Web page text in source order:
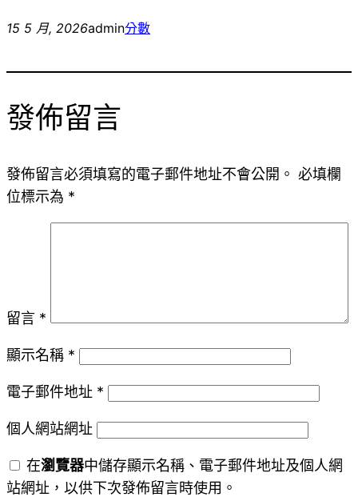
15 5 月, 2026admin分數
發佈留言
發佈留言必須填寫的電子郵件地址不會公開。 必填欄
位標示為 *
留言 *
顯示名稱 *
電子郵件地址 *
個人網站網址
在瀏覽器中儲存顯示名稱、電子郵件地址及個人網
站網址，以供下次發佈留言時使用。